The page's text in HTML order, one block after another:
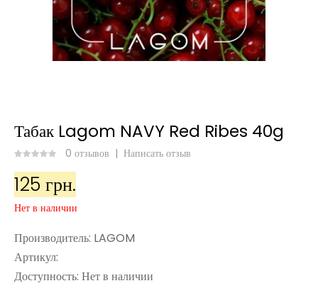
Табак Lagom NAVY Red Ribes 40g
0 отзывов | Написать отзыв
125 грн.
Нет в наличии
Производитель: LAGOM
Артикул:
Доступность: Нет в наличии